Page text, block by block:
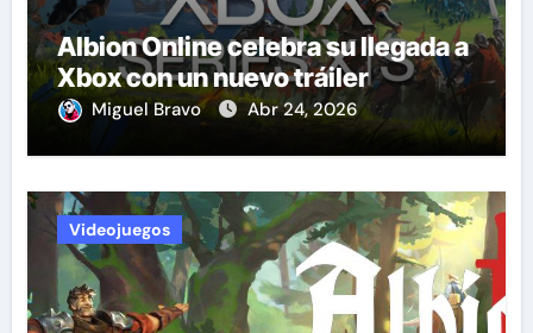
Albion Online celebra su llegada a
Xbox con un nuevo tráiler
Miguel Bravo Abr 24, 2026
Videojuegos